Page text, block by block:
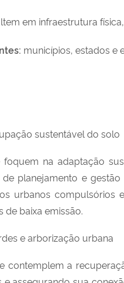
em infraestrutura
municípios, estados e
sustentável do solo
foquem na adaptação
de planejamento e
urbanos compulsórios
de baixa emissão.
e arborização urbana
contemplem a